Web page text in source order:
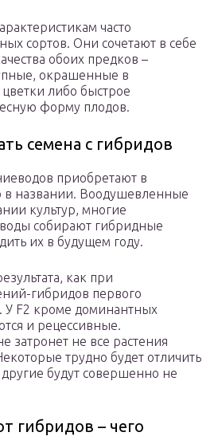
часто
сортов. Они сочетают в себе
обоих предков –
окрашенные в
либо быстрое
форму плодов.
семена с гибридов
приобретают в
в названии. Воодушевленные
культур, многие
собирают гибридные
их в будущем году.
как при
гибридов первого
У F2 кроме доминантных
и рецессивные.
затронет не все растения
трудно будет отличить
будут совершенно не
гибридов – чего